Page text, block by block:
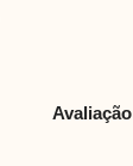
Avaliação